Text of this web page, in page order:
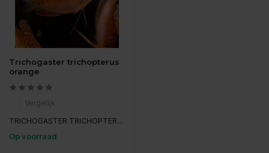
Trichogaster trichopterus
orange
Vergelijk
TRICHOGASTER TRICHOPTER...
Op voorraad